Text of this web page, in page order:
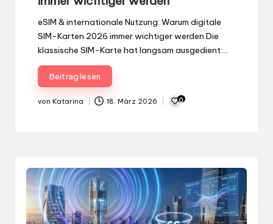
eSIM & internationale Nutzung: Warum digitale
SIM-Karten 2026 immer wichtiger werden Die
klassische SIM-Karte hat langsam ausgedient:…
Beitrag lesen
Gepostet
von Katarina 18. März 2026 0